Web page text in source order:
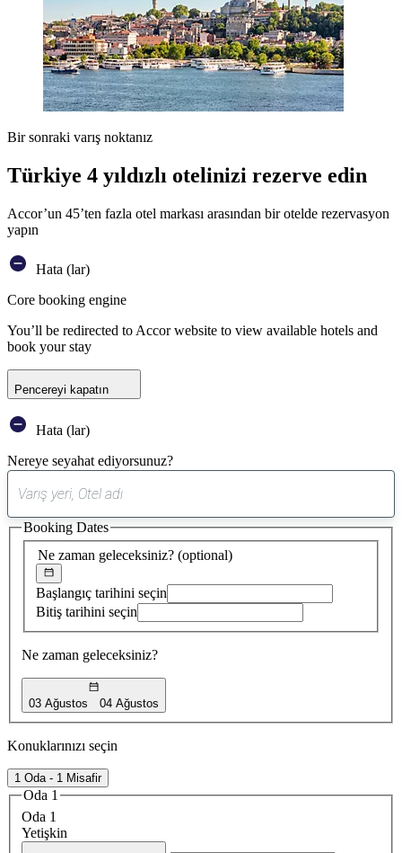
Bir sonraki varış noktanız
Türkiye 4 yıldızlı otelinizi rezerve edin
Accor’un 45’ten fazla otel markası arasından bir otelde rezervasyon
yapın
Hata (lar)
Core booking engine
You’ll be redirected to Accor website to view available hotels and
book your stay
Pencereyi kapatın
Hata (lar)
Nereye seyahat ediyorsunuz?
öneri
bulundu
Ne zaman geleceksiniz? (optional)
Başlangıç tarihini seçin
Bitiş tarihini seçin
Ne zaman geleceksiniz?
03 Ağustos 04 Ağustos
Booking Dates
Konuklarınızı seçin
1 Oda - 1 Misafir
Oda 1
Oda 1
Yetişkin